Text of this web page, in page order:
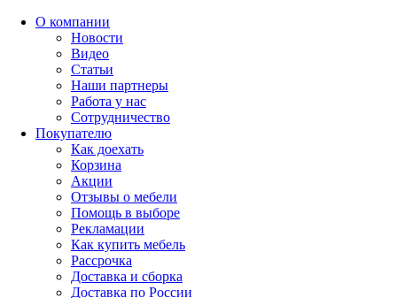
О компании
Новости
Видео
Статьи
Наши партнеры
Работа у нас
Сотрудничество
Покупателю
Как доехать
Корзина
Акции
Отзывы о мебели
Помощь в выборе
Рекламации
Как купить мебель
Рассрочка
Доставка и сборка
Доставка по России